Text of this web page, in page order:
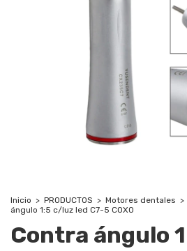
Inicio > PRODUCTOS > Motores dentales >
ángulo 1:5 c/luz led C7-5 COXO
Contra ángulo